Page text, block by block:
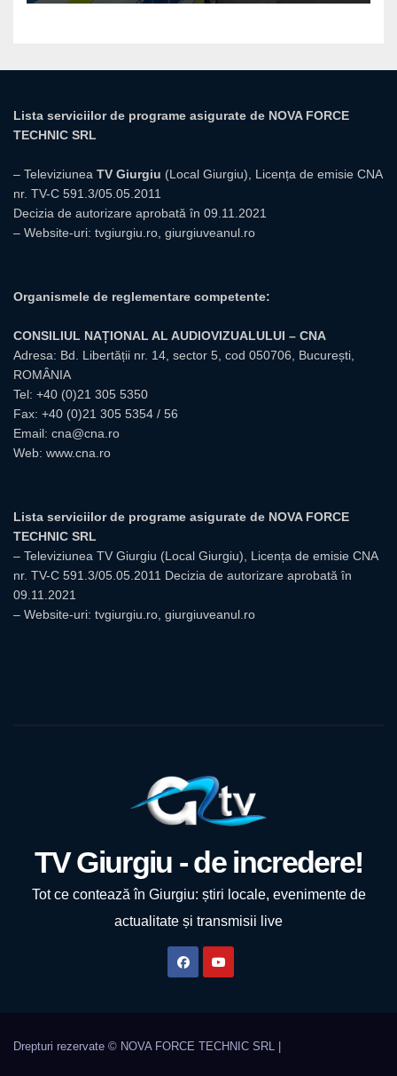
Lista serviciilor de programe asigurate de NOVA FORCE
TECHNIC SRL
– Televiziunea TV Giurgiu (Local Giurgiu), Licența de emisie CNA
nr. TV-C 591.3/05.05.2011
Decizia de autorizare aprobată în 09.11.2021
– Website-uri: tvgiurgiu.ro giurgiuveanul.ro
Organismele de reglementare competente:
CONSILIUL NAȚIONAL AL AUDIOVIZUALULUI – CNA
Adresa: Bd. Libertății nr. 14, sector 5, cod 050706, București,
ROMÂNIA
Tel: +40 (0)21 305 5350
Fax: +40 (0)21 305 5354 / 56
Email: cna@cna.ro
Web: www.cna.ro
Lista serviciilor de programe asigurate de NOVA FORCE
TECHNIC SRL
– Televiziunea TV Giurgiu (Local Giurgiu), Licența de emisie CNA
nr. TV-C 591.3/05.05.2011 Decizia de autorizare aprobată în
09.11.2021
– Website-uri: tvgiurgiu.ro, giurgiuveanul.ro
TV Giurgiu - de incredere!
Tot ce contează în Giurgiu: știri locale, evenimente de
actualitate și transmisii live